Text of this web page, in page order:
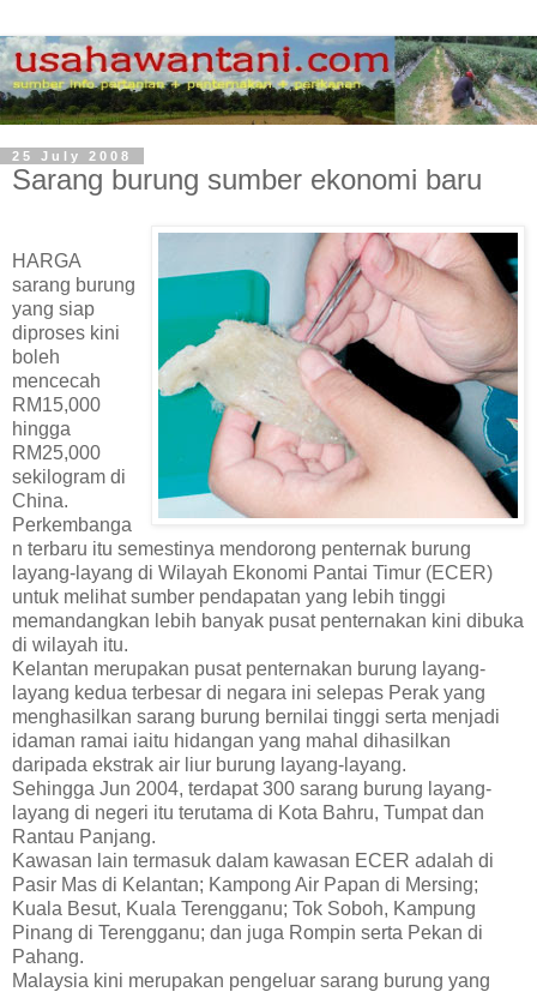
25 July 2008
Sarang burung sumber ekonomi baru
HARGA
sarang burung
yang siap
diproses kini
boleh
mencecah
RM15,000
hingga
RM25,000
sekilogram di
China.
Perkembanga
n terbaru itu semestinya mendorong penternak burung
layang-layang di Wilayah Ekonomi Pantai Timur (ECER)
untuk melihat sumber pendapatan yang lebih tinggi
memandangkan lebih banyak pusat penternakan kini dibuka
di wilayah itu.
Kelantan merupakan pusat penternakan burung layang-
layang kedua terbesar di negara ini selepas Perak yang
menghasilkan sarang burung bernilai tinggi serta menjadi
idaman ramai iaitu hidangan yang mahal dihasilkan
daripada ekstrak air liur burung layang-layang.
Sehingga Jun 2004, terdapat 300 sarang burung layang-
layang di negeri itu terutama di Kota Bahru, Tumpat dan
Rantau Panjang.
Kawasan lain termasuk dalam kawasan ECER adalah di
Pasir Mas di Kelantan; Kampong Air Papan di Mersing;
Kuala Besut, Kuala Terengganu; Tok Soboh, Kampung
Pinang di Terengganu; dan juga Rompin serta Pekan di
Pahang.
Malaysia kini merupakan pengeluar sarang burung yang